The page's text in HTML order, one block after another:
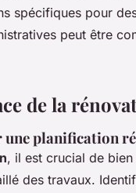
spécifiques pour
peut être
de la
une planification
, il est crucial de
des travaux.